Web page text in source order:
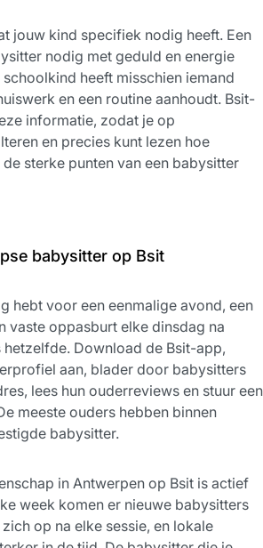
jouw kind specifiek nodig heeft. Een
nodig met geduld en energie
heeft misschien iemand
en een routine aanhoudt. Bsit-
informatie, zodat je op
en precies kunt lezen hoe
sterke punten van een babysitter
babysitter op Bsit
hebt voor een eenmalige avond, een
vaste oppasburt elke dinsdag na
Download de Bsit-app,
aan, blader door babysitters
lees hun ouderreviews en stuur een
meeste ouders hebben binnen
babysitter.
in Antwerpen op Bsit is actief
week komen er nieuwe babysitters
op na elke sessie, en lokale